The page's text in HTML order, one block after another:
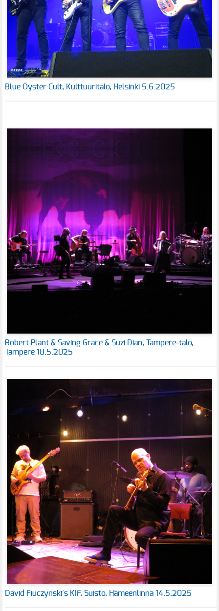
Blue Öyster Cult, Kulttuuritalo, Helsinki 5.6.2025
Robert Plant & Saving Grace & Suzi Dian, Tampere-talo,
Tampere 18.5.2025
David Fiuczynski´s KIF, Suisto, Hämeenlinna 14.5.2025